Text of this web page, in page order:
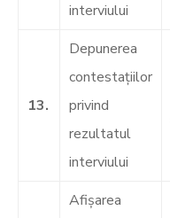
interviului
13.
Depunerea
contestaţiilor
privind
rezultatul
interviului
Afişarea